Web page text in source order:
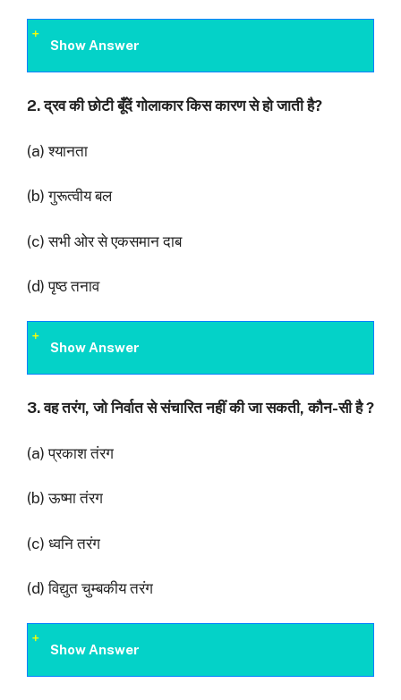
Show Answer
2.द्रव की छोटी बूँदें गोलाकार किस कारण से हो जाती है?
(a) श्यानता
(b) गुरूत्वीय बल
(c) सभी ओर से एकसमान दाब
(d) पृष्ठ तनाव
Show Answer
3.वह तरंग,जो निर्वात से संचारित नहीं की जा सकती,कौन-सी है?
(a) प्रकाश तंरग
(b) ऊष्मा तंरग
(c) ध्वनि तरंग
(d) विद्युत चुम्बकीय तरंग
Show Answer